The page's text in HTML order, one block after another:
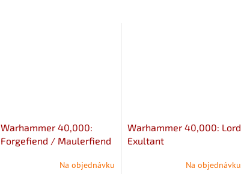
Warhammer 40,000:
Forgefiend / Maulerfiend
Na objednávku
Warhammer 40,000: Lord
Exultant
Na objednávku